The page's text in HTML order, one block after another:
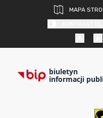
MAPA
biuletyn
informacji